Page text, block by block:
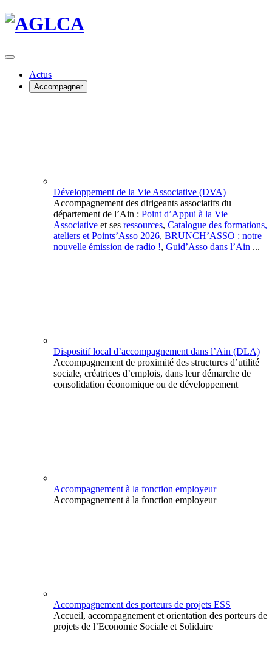
Actus
Accompagner
Développement de la Vie Associative (DVA)
Accompagnement des dirigeants associatifs du
département de l’Ain : Point d’Appui à la Vie
Associative et ses ressources, Catalogue des formations,
ateliers et Points’Asso 2026, BRUNCH’ASSO : notre
nouvelle émission de radio !, Guid’Asso dans l’Ain ...
Dispositif local d’accompagnement dans l’Ain (DLA)
Accompagnement de proximité des structures d’utilité
sociale, créatrices d’emplois, dans leur démarche de
consolidation économique ou de développement
Accompagnement à la fonction employeur
Accompagnement à la fonction employeur
Accompagnement des porteurs de projets ESS
Accueil, accompagnement et orientation des porteurs de
projets de l’Economie Sociale et Solidaire